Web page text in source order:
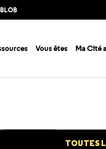
Vous êtes Ma Cité
TOUTES